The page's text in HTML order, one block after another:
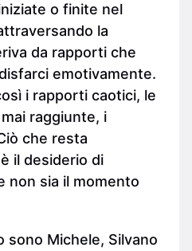
o finite nel
la
da rapporti che
emotivamente.
i rapporti caotici, le
raggiunte, i
che resta
il desiderio di
non sia il momento
sono Michele, Silvano